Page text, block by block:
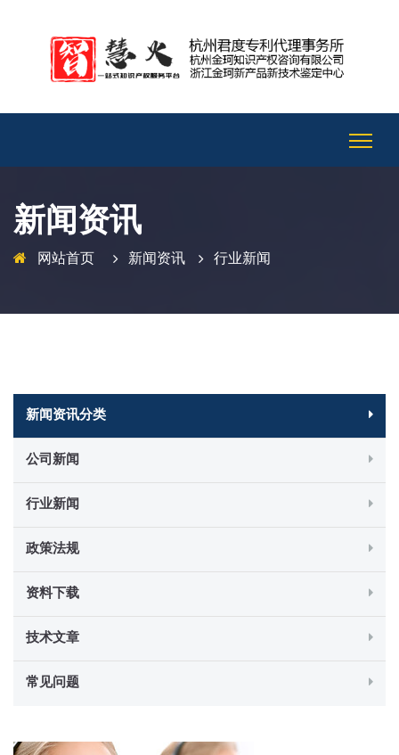
新闻资讯
网站首页 新闻资讯 行业新闻
新闻资讯分类
公司新闻
行业新闻
政策法规
资料下载
技术文章
常见问题